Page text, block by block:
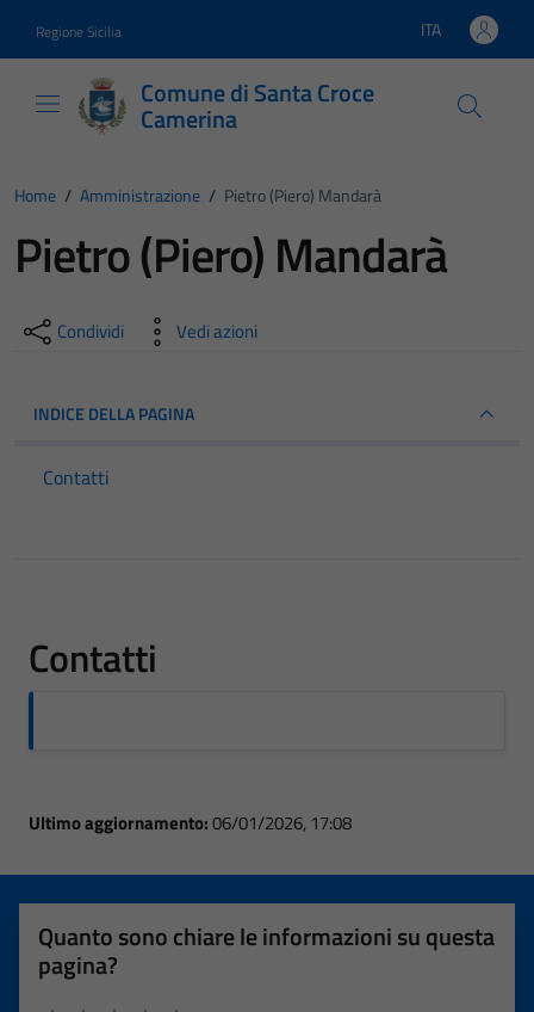
Regione Sicilia Lingua attiva:
ITA
Comune di Santa Croce
Camerina
Home / Amministrazione / Pietro (Piero) Mandarà
Pietro (Piero) Mandarà
Condividi Vedi azioni
INDICE DELLA PAGINA
Contatti
Contatti
Ultimo aggiornamento:06/01/2026, 17:08
Quanto sono chiare le informazioni su questa
pagina?